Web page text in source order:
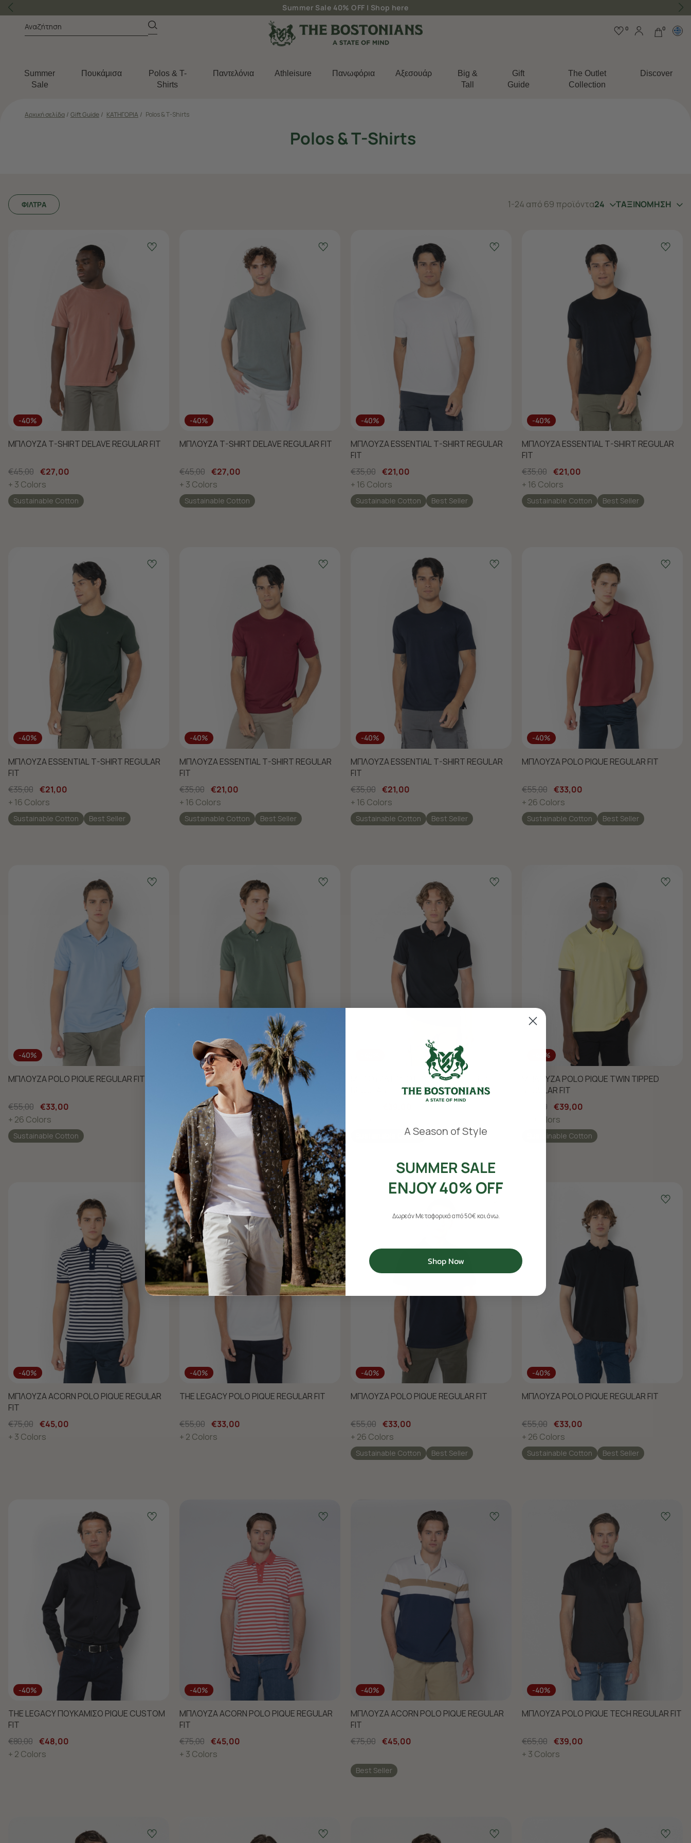
Δωρεάν μεταφορικά για παραγγελίες άνω των 50€
0 0
Summer
Sale
Πουκάμισα
Polos & T-
Shirts
Παντελόνια Athleisure Πανωφόρια Aξεσουάρ
Big &
Tall
Gift
Guide
The Outlet
Collection
Discover
Αρχική σελίδα / Gift Guide / ΚΑΤΗΓΟΡΙΑ / Polos & T-Shirts
Polos & T-Shirts
ΦΙΛΤΡΑ 1-24 από 69 προϊόντα24 ΤΑΞΙΝΟΜΗΣΗ
-40%
ΜΠΛΟΥΖΑ T-SHIRT DELAVE REGULAR FIT
€45,00 €27,00
+ 3 Colors
Sustainable Cotton
-40%
ΜΠΛΟΥΖΑ T-SHIRT DELAVE REGULAR FIT
€45,00 €27,00
+ 3 Colors
Sustainable Cotton
-40%
ΜΠΛΟΥΖΑ ESSENTIAL T-SHIRT REGULAR
FIT
€35,00 €21,00
+ 16 Colors
Sustainable Cotton Best Seller
-40%
ΜΠΛΟΥΖΑ ESSENTIAL T-SHIRT REGULAR
FIT
€35,00 €21,00
+ 16 Colors
Sustainable Cotton Best Seller
-40%
ΜΠΛΟΥΖΑ ESSENTIAL T-SHIRT REGULAR
FIT
€35,00 €21,00
+ 16 Colors
Sustainable Cotton Best Seller
-40%
ΜΠΛΟΥΖΑ ESSENTIAL T-SHIRT REGULAR
FIT
€35,00 €21,00
+ 16 Colors
Sustainable Cotton Best Seller
-40%
ΜΠΛΟΥΖΑ ESSENTIAL T-SHIRT REGULAR
FIT
€35,00 €21,00
+ 16 Colors
Sustainable Cotton Best Seller
-40%
ΜΠΛΟΥΖΑ POLO PIQUE REGULAR FIT
€55,00 €33,00
+ 26 Colors
Sustainable Cotton Best Seller
-40%
ΜΠΛΟΥΖΑ POLO PIQUE REGULAR FIT
€55,00 €33,00
+ 26 Colors
Sustainable Cotton
-40%
ΜΠΛΟΥΖΑ POLO PIQUE REGULAR FIT
€55,00
€33,00
+ 26 Colors
Sustainable Cotton Best Seller
ΜΠΛΟΥΖΑ POLO PIQUE TWIN TIPPED
Sustainable Cotton
-40%
ΜΠΛΟΥΖΑ POLO PIQUE TWIN TIPPED
REGULAR FIT
€65,00 €39,00
+ 5 Colors
Sustainable Cotton
-40%
ΜΠΛΟΥΖΑ ACORN POLO PIQUE REGULAR
FIT
€75,00 €45,00
+ 3 Colors
-40%
THE LEGACY POLO PIQUE REGULAR FIT
€55,00 €33,00
+ 2 Colors
-40%
ΜΠΛΟΥΖΑ POLO PIQUE REGULAR FIT
€55,00 €33,00
+ 26 Colors
Sustainable Cotton Best Seller
-40%
ΜΠΛΟΥΖΑ POLO PIQUE REGULAR FIT
€55,00 €33,00
+ 26 Colors
Sustainable Cotton Best Seller
-40%
THE LEGACY ΠΟΥΚΑΜΙΣΟ PIQUE CUSTOM
FIT
€80,00 €48,00
+ 2 Colors
-40%
ΜΠΛΟΥΖΑ ACORN POLO PIQUE REGULAR
FIT
€75,00 €45,00
+ 3 Colors
-40%
ΜΠΛΟΥΖΑ ACORN POLO PIQUE REGULAR
FIT
€75,00 €45,00
Best Seller
-40%
ΜΠΛΟΥΖΑ POLO PIQUE TECH REGULAR FIT
€65,00 €39,00
+ 3 Colors
A Season of Style
SUMMER SALE
ENJOY 40% OFF
Δωρεάν Μεταφορικά από 50€ και άνω.
Shop Now